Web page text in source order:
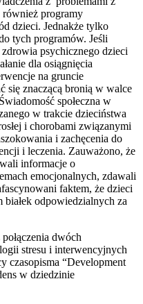
również programy
dzieci. Jednakże tylko
tych programów. Jeśli
psychicznego dzieci
dla osiągnięcia
na gruncie
się znaczącą bronią w walce
społeczna w
w trakcie dzieciństwa
i chorobami związanymi
i zachęcenia do
i leczenia. Zauważono, że
informacje o
emocjonalnych, zdawali
faktem, że dzieci
odpowiedzialnych za
dwóch
stresu i interwencyjnych
czasopisma “Development
w dziedzinie